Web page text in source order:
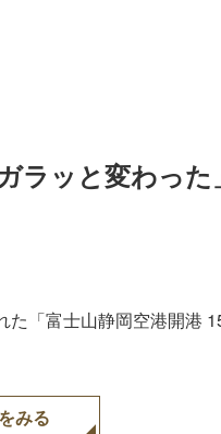
ラッと変わった
た「富士山静岡空港開港
みる